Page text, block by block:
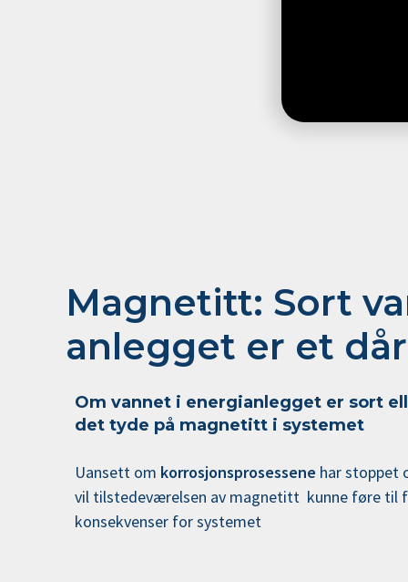
Magnetitt: Sort
anlegget er et
Om vannet i energianlegget er sort
det tyde på magnetitt i systemet
Uansett om korrosjonsprosessene har stoppet
vil tilstedeværelsen av magnetitt kunne føre til
konsekvenser for systemet